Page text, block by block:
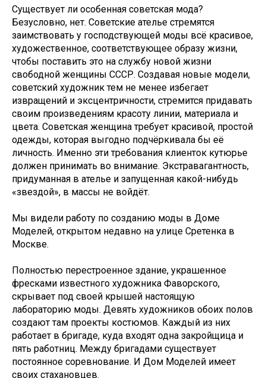
Существует ли особенная советская мода?
Безусловно, нет. Советские ателье стремятся
заимствовать у господствующей моды всё красивое,
художественное, соответствующее образу жизни,
чтобы поставить это на службу новой жизни
свободной женщины СССР. Создавая новые модели,
советский художник тем не менее избегает
извращений и эксцентричности, стремится придавать
своим произведениям красоту линии, материала и
цвета. Советская женщина требует красивой, простой
одежды, которая выгодно подчёркивала бы её
личность. Именно эти требования клиенток кутюрье
должен принимать во внимание. Экстравагантность,
придуманная в ателье и запущенная какой-нибудь
«звездой», в массы не войдёт.
Мы видели работу по созданию моды в Доме
Моделей, открытом недавно на улице Сретенка в
Москве.
Полностью перестроенное здание, украшенное
фресками известного художника Фаворского,
скрывает под своей крышей настоящую
лабораторию моды. Девять художников обоих полов
создают там проекты костюмов. Каждый из них
работает в бригаде, куда входят одна закройщица и
пять работниц. Между бригадами существует
постоянное соревнование. И Дом Моделей имеет
своих стахановцев.